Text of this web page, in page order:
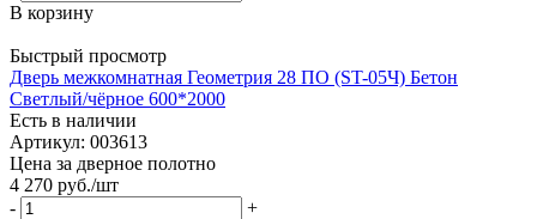
В корзину
Быстрый просмотр
Дверь межкомнатная Геометрия 28 ПО (ST-05Ч) Бетон
Светлый/чёрное 600*2000
Есть в наличии
Артикул: 003613
Цена за дверное полотно
4 270 руб./шт
-
+